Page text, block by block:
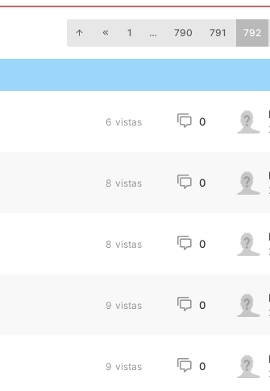
1 … 790 791 792
6 vistas 0
8 vistas 0
8 vistas 0
9 vistas 0
9 vistas 0